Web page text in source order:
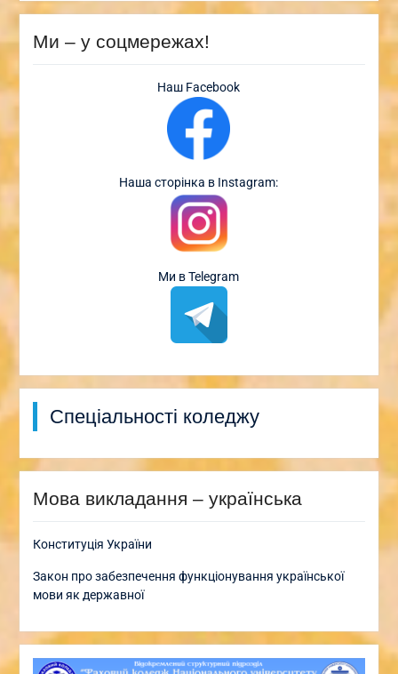
Ми – у соцмережах!
Наш Facebook
Наша сторінка в Instagram:
Ми в Telegram
Спеціальності коледжу
Мова викладання – українська
Конституція України
Закон про забезпечення функціонування української
мови як державної